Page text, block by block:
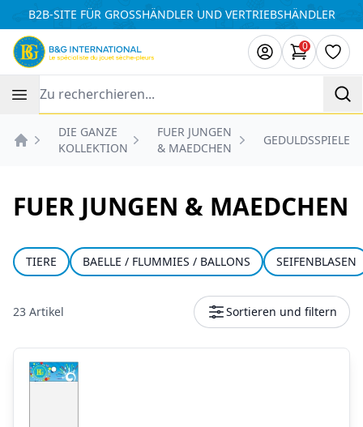
B2B-SITE FÜR GROSSHÄNDLER UND VERTRIEBSHÄNDLER
0
Artikel im
DIE GANZE
KOLLEKTION
FUER JUNGEN
& MAEDCHEN
GEDULDSSPIELE
FUER JUNGEN & MAEDCHEN
TIERE BAELLE / FLUMMIES / BALLONS SEIFENBLASEN
23 Artikel Sortieren und filtern
Produkte
Cookie-Einstellungen